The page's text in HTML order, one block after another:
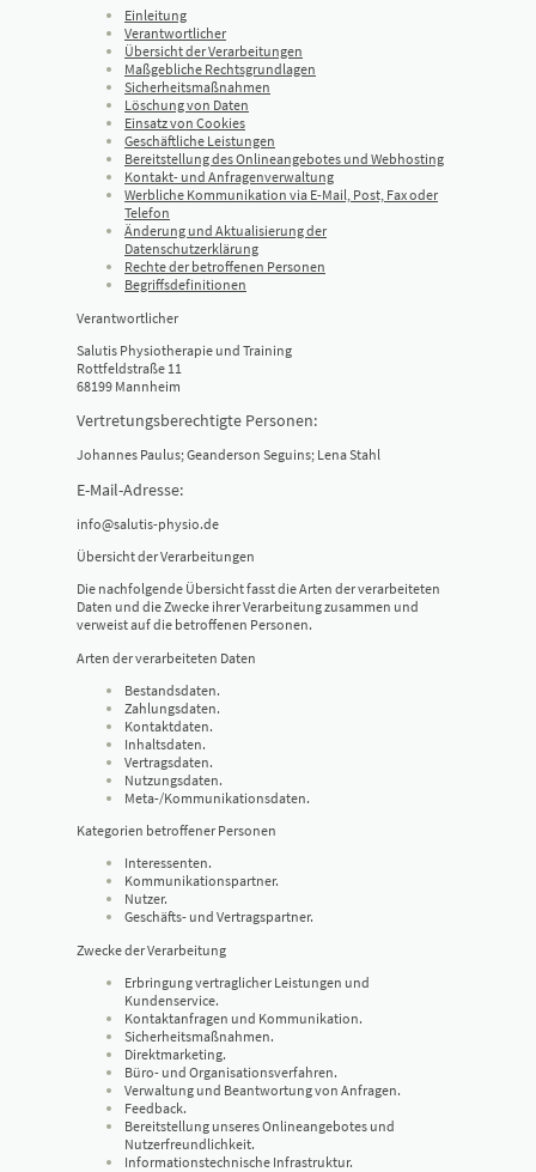
Einleitung
Verantwortlicher
Übersicht der Verarbeitungen
Maßgebliche Rechtsgrundlagen
Sicherheitsmaßnahmen
Löschung von Daten
Einsatz von Cookies
Geschäftliche Leistungen
Bereitstellung des Onlineangebotes und Webhosting
Kontakt- und Anfragenverwaltung
Werbliche Kommunikation via E-Mail, Post, Fax oder
Telefon
Änderung und Aktualisierung der
Datenschutzerklärung
Rechte der betroffenen Personen
Begriffsdefinitionen
Verantwortlicher
Salutis Physiotherapie und Training
Rottfeldstraße 11
68199 Mannheim
Vertretungsberechtigte Personen:
Johannes Paulus; Geanderson Seguins; Lena Stahl
E-Mail-Adresse:
info@salutis-physio.de
Übersicht der Verarbeitungen
Die nachfolgende Übersicht fasst die Arten der verarbeiteten
Daten und die Zwecke ihrer Verarbeitung zusammen und
verweist auf die betroffenen Personen.
Arten der verarbeiteten Daten
Bestandsdaten.
Zahlungsdaten.
Kontaktdaten.
Inhaltsdaten.
Vertragsdaten.
Nutzungsdaten.
Meta-/Kommunikationsdaten.
Kategorien betroffener Personen
Interessenten.
Kommunikationspartner.
Nutzer.
Geschäfts- und Vertragspartner.
Zwecke der Verarbeitung
Erbringung vertraglicher Leistungen und
Kundenservice.
Kontaktanfragen und Kommunikation.
Sicherheitsmaßnahmen.
Direktmarketing.
Büro- und Organisationsverfahren.
Verwaltung und Beantwortung von Anfragen.
Feedback.
Bereitstellung unseres Onlineangebotes und
Nutzerfreundlichkeit.
Informationstechnische Infrastruktur.